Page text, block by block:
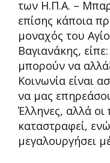
των Η.Π.Α. –
επίσης κάποια
μοναχός του
Βαγιανάκης,
μπορούν να
Κοινωνία είναι
να μας
Έλληνες, αλλά οι
καταστραφεί,
μεγαλουργήσει